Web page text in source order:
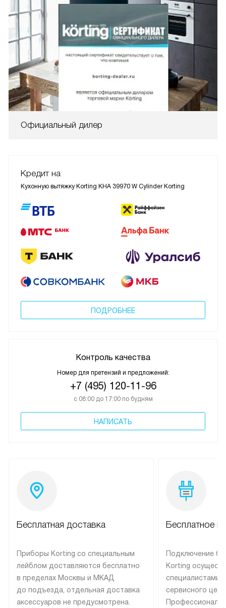
Официальный дилер
Кредит на
Кухонную вытяжку Korting KHA 39970 W Cylinder Korting
ПОДРОБНЕЕ
Контроль качества
Номер для претензий и предложений:
+7 (495) 120-11-96
с 08:00 до 17:00 по будням
НАПИСАТЬ
Бесплатная доставка
Приборы Korting со специальным
лейблом доставляются бесплатно
в пределах Москвы и МКАД
до подъезда, отдельная доставка
аксессуаров не предусмотрена.
Бесплатное
Подключение
Korting
специалистами
сервисного